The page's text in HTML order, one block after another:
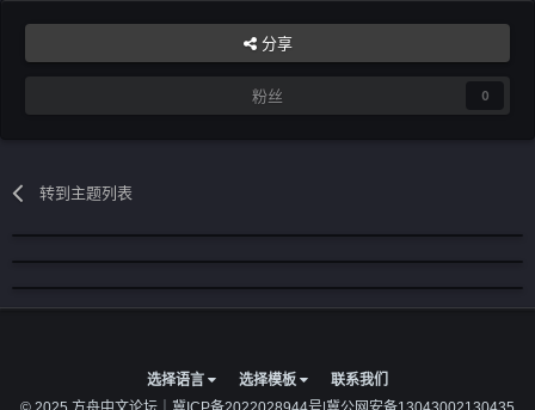
分享
粉丝 0
转到主题列表
选择语言 选择模板
联系我们